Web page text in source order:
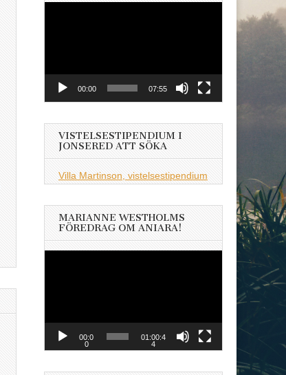
00:00 07:55
VISTELSESTIPENDIUM I
JONSERED ATT SÖKA
Villa Martinson, vistelsestipendium
MARIANNE WESTHOLMS
FÖREDRAG OM ANIARA!
00:0
0
01:00:4
4